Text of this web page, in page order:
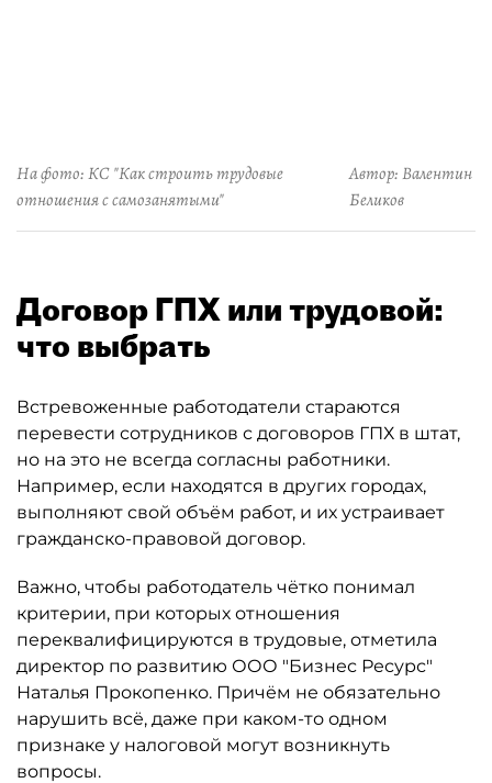
На фото: КС "Как строить трудовые
отношения с самозанятыми"
Автор: Валентин
Беликов
Договор ГПХ или трудовой:
что выбрать
Встревоженные работодатели стараются
перевести сотрудников с договоров ГПХ в штат,
но на это не всегда согласны работники.
Например, если находятся в других городах,
выполняют свой объём работ, и их устраивает
гражданско-правовой договор.
Важно, чтобы работодатель чётко понимал
критерии, при которых отношения
переквалифицируются в трудовые, отметила
директор по развитию ООО "Бизнес Ресурс"
Наталья Прокопенко. Причём не обязательно
нарушить всё, даже при каком-то одном
признаке у налоговой могут возникнуть
вопросы.